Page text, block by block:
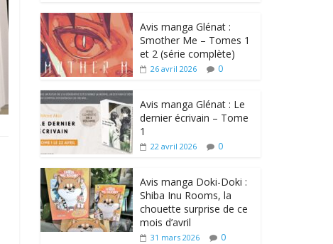
Avis manga Glénat :
Smother Me – Tomes 1
et 2 (série complète)
26 avril 2026 0
Avis manga Glénat : Le
dernier écrivain – Tome
1
22 avril 2026 0
Avis manga Doki-Doki :
Shiba Inu Rooms, la
chouette surprise de ce
mois d’avril
31 mars 2026 0